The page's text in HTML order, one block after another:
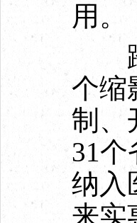
用。
跨
个缩
制、
31
纳入
来实